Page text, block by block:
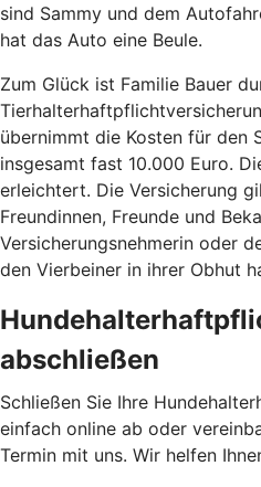
sind Sammy und dem
hat das Auto eine Beule.
Zum Glück ist Familie Bauer
übernimmt die Kosten für den
insgesamt fast 10.000 Euro.
erleichtert. Die Versicherung
Freundinnen, Freunde und
Versicherungsnehmerin oder
den Vierbeiner in ihrer Obhut
abschließen
Schließen Sie Ihre
einfach online ab oder
Termin mit uns. Wir helfen